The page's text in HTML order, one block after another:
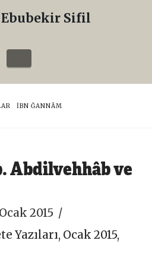
Ebubekir Sifil
Navigation
İBN ĞANNÂM
Abdilvehhâb ve
2015
Yazıları, Ocak 2015,